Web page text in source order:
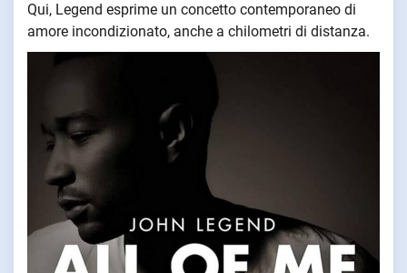
Qui, Legend esprime un concetto contemporaneo di
amore incondizionato, anche a chilometri di distanza.